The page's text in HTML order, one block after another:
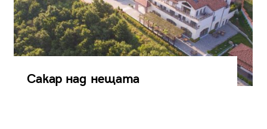
Сакар над нещата